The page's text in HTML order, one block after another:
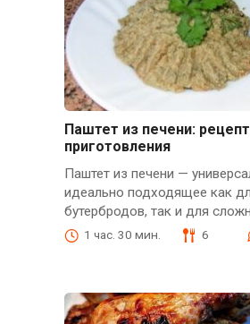
Паштет из печени: рецепт
приготовления
Паштет из печени —
идеально подходящее как
бутербродов, так и для
1 час. 30 мин. 6